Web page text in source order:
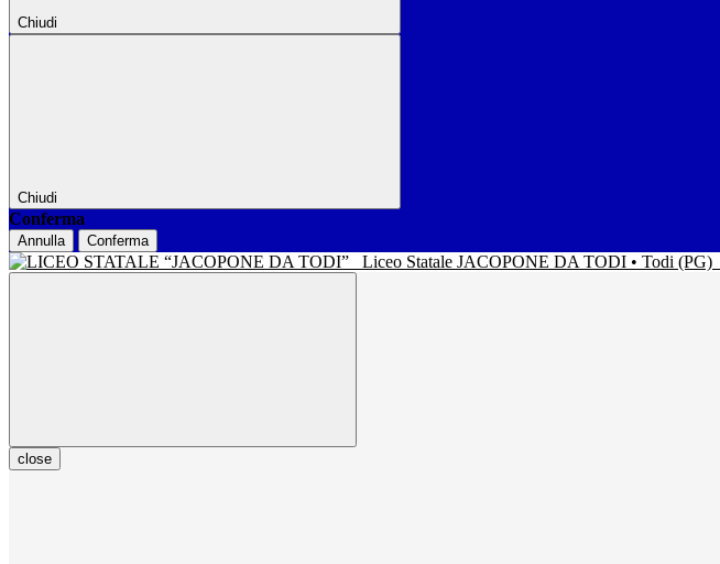
Chiudi
Chiudi
Conferma
Annulla Conferma
Liceo Statale JACOPONE DA TODI • Todi (PG)
close